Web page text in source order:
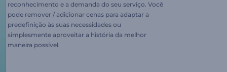
reconhecimento e a demanda do seu serviço. Você
pode remover / adicionar cenas para adaptar a
predefinição às suas necessidades ou
simplesmente aproveitar a história da melhor
maneira possível.